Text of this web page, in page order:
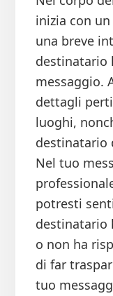
inizia con
una breve
destinatario
messaggio.
dettagli
luoghi,
destinatario
Nel tuo
potresti
destinatario
o non ha
di far
tuo